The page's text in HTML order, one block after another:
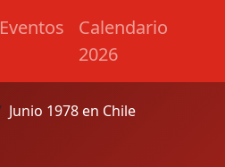
Eventos
Calendario
2026
Junio 1978 en Chile